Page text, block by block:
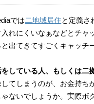
では二地域居住と定義さ
れにくいなぁなどとチャ
出てきてすごくキャッチ
している人、もしくは二
てしまうのが、お金持ち
ないでしょうか。実際ボ